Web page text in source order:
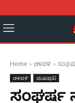
Home ಚಳವಳಿ
ಚಳವಳಿ ಮುಖಪುಟ